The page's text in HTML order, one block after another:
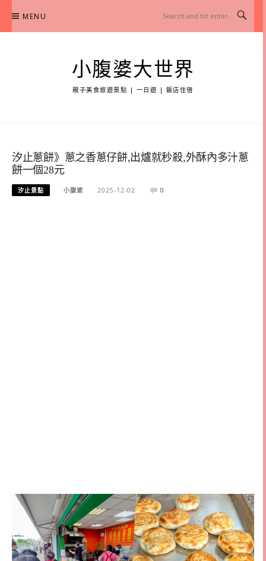
content
MENU
小腹婆大世界
親子美食旅遊景點 | 一日遊 | 飯店住宿
汐止蔥餅》蔥之香蔥仔餅,出爐就秒殺,外酥內多汁蔥
餅一個28元
汐止景點 小腹婆 2025-12-02 0